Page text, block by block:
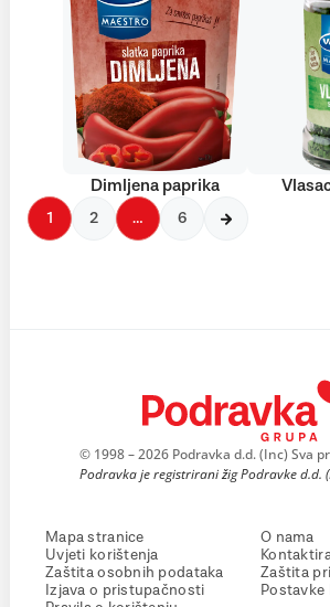
Dimljena paprika
1 2 … 6
© 1998 – 2026 Podravka d.d. (Inc) Sva
Podravka je registrirani žig Podravke d.d.
Mapa stranice
Uvjeti korištenja
Zaštita osobnih podataka
Izjava o pristupačnosti
O nama
Zaštita
Postavke